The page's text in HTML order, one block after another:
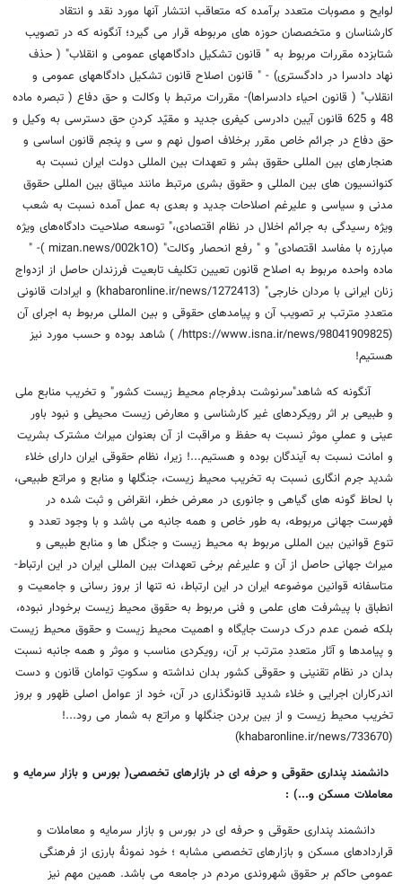
لوایح و مصوبات متعدد برآمده که متعاقب انتشار آنها مورد نقد و انتقاد
کارشناسان و متخصصان حوزه های مربوطه قرار می گیرد؛ آنگونه که در تصویب
شتابزده مقررات مربوط به " قانون تشکیل دادگاههای عمومی و انقلاب" ( حذف
نهاد دادسرا در دادگستری) - " قانون اصلاح قانون تشکیل دادگاههای عمومی و
انقلاب" ( قانون احیاء دادسراها)- مقررات مرتبط با وکالت و حق دفاع ( تبصره ماده
48 و 625 قانون آیین دادرسی کیفری جدید و مقیّد کردنِ حق دسترسی به وکیل و
حق دفاع در جرائم خاص مقرر برخلاف اصول نهم و سی و پنجم قانون اساسی و
هنجارهای بین المللی حقوق بشر و تعهدات بین المللی دولت ایران نسبت به
کنوانسیون های بین المللی و حقوق بشری مرتبط مانند میثاق بین المللی حقوق
مدنی و سیاسی و علیرغم اصلاحات جدید و بعدی به عمل آمده نسبت به شعب
ویژه رسیدگی به جرائم اخلال در نظام اقتصادی،" توسعه صلاحیت دادگاه‌های ویژه
مبارزه با مفاسد اقتصادی" و " رفع انحصار وکالت" (mizan.news/002k1O )- "
ماده واحده مربوط به اصلاح قانون تعیین تکلیف تابعیت فرزندان حاصل از ازدواج
زنان ایرانی با مردان خارجی" (khabaronline.ir/news/1272413) و ایرادات قانونی
متعددِ مترتب بر تصویب آن و پیامدهای حقوقی و بین المللی مربوط به اجرای آن
(https://www.isna.ir/news/98041909825/ ) شاهد بوده و حسب مورد نیز
هستیم!
آنگونه که شاهد"سرنوشت بدفرجام محیط زیست کشور" و تخریب منابع ملی
و طبیعی بر اثر رویکردهای غیر کارشناسی و معارض زیست محیطی و نبود باور
عینی و عملیِ موثر نسبت به حفظ و مراقبت از آن بعنوان میراث مشترک بشریت
و امانت نسبت به آیندگان بوده و هستیم...! زیرا، نظام حقوقی ایران دارای خلاء
شدید جرم انگاری نسبت به تخریب محیط زیست، جنگلها و منابع و مراتع طبیعی،
با لحاظ گونه های گیاهی و جانوری در معرض خطر، انقراض و ثبت شده در
فهرست جهانی مربوطه، به طور خاص و همه جانبه می باشد و با وجود تعدد و
تنوع قوانین بین المللی مربوط به محیط زیست و جنگل ها و منابع طبیعی و
میراث جهانی حاصل از آن و علیرغم برخی تعهدات بین المللی ایران در این ارتباط-
متاسفانه قوانین موضوعه ایران در این ارتباط، نه تنها از بروز رسانی و جامعیت و
انطباق با پیشرفت های علمی و فنی مربوط به حقوق محیط زیست برخودار نبوده،
بلکه ضمن عدم درک درست جایگاه و اهمیت محیط زیست و حقوق محیط زیست
و پیامدها و آثار متعددِ مترتب بر آن، رویکردی مناسب و موثر و همه جانبه نسبت
بدان در نظام تقنینی و حقوقی کشور بدان نداشته و سکوتِ توامان قانون و دست
اندرکاران اجرایی و خلاء شدید قانونگذاری در آن، خود از عوامل اصلی ظهور و بروز
تخریب محیط زیست و از بین بردن جنگلها و مراتع به شمار می رود...!
(khabaronline.ir/news/733670)
دانشمند پنداری حقوقی و حرفه ای در بازارهای تخصصی( بورس و بازار سرمایه و
معاملات مسکن و...) :
دانشمند پنداری حقوقی و حرفه ای در بورس و بازار سرمایه و معاملات و
قراردادهای مسکن و بازارهای تخصصی مشابه ؛ خود نمونۀ بارزی از فرهنگی
عمومی حاکم بر حقوق شهروندی مردم در جامعه می باشد. همین مهم نیز